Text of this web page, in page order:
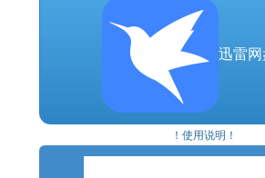
迅雷
！使用说明！